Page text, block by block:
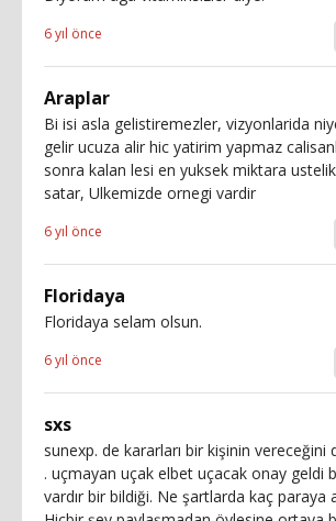
6 yıl önce
Araplar
Bi isi asla gelistiremezler, vizyonlarida
gelir ucuza alir hic yatirim yapmaz
sonra kalan lesi en yuksek miktara
satar, Ulkemizde ornegi vardir
6 yıl önce
Floridaya
Floridaya selam olsun.
6 yıl önce
sxs
sunexp. de kararları bir kişinin
. uçmayan uçak elbet uçacak onay geldi
vardır bir bildiği. Ne şartlarda kaç paraya